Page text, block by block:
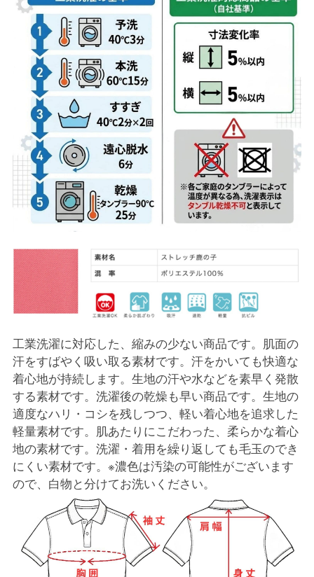
工業洗濯に対応した、縮みの少ない商品です。肌面の
汗をすばやく吸い取る素材です。汗をかいても快適な
着心地が持続します。生地の汗や水などを素早く発散
する素材です。洗濯後の乾燥も早い商品です。生地の
適度なハリ・コシを残しつつ、軽い着心地を追求した
軽量素材です。肌あたりにこだわった、柔らかな着心
地の素材です。洗濯・着用を繰り返しても毛玉のでき
にくい素材です。※濃色は汚染の可能性がございます
ので、白物と分けてお洗いください。